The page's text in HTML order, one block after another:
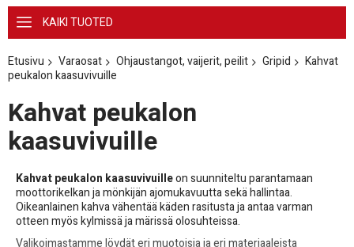
KAIKI TUOTED
Etusivu Varaosat Ohjaustangot, vaijerit, peilit Gripid
Kahvat
peukalon kaasuvivuille
Kahvat peukalon
kaasuvivuille
Kahvat peukalon kaasuvivuilleon suunniteltu parantamaan
moottorikelkan ja mönkijän ajomukavuutta sekä hallintaa.
Oikeanlainen kahva vähentää käden rasitusta ja antaa varman
otteen myös kylmissä ja märissä olosuhteissa.
Valikoimastamme löydät eri muotoisia ja eri materiaaleista